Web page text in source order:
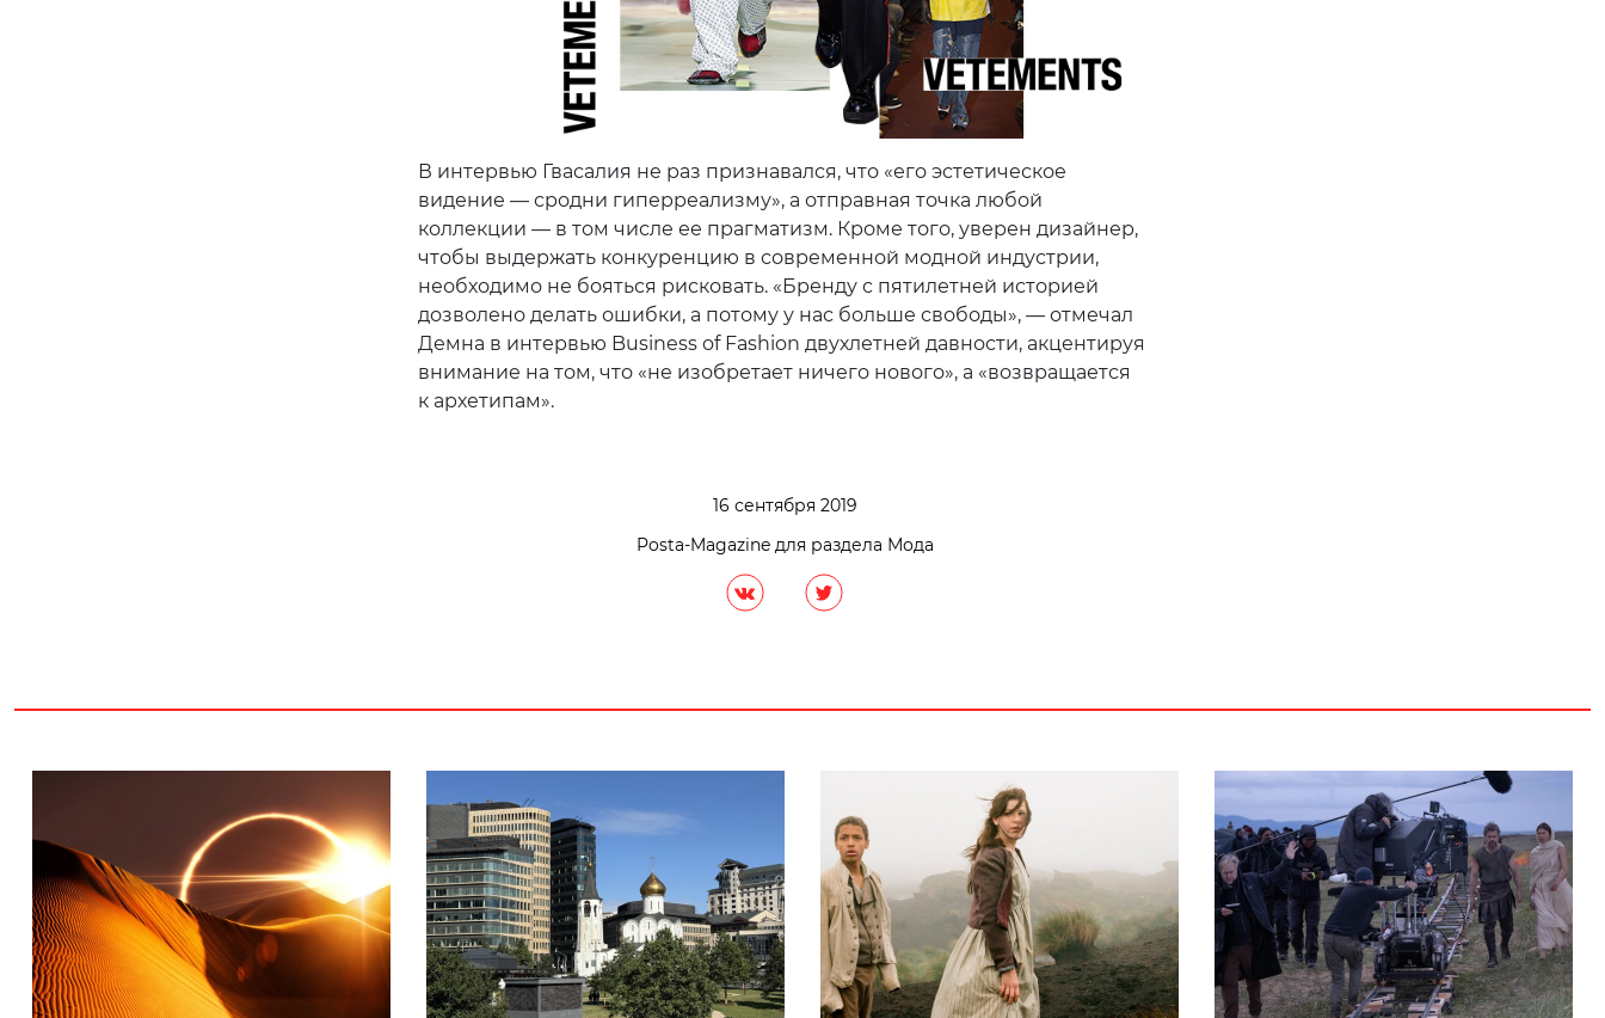
В интервью Гвасалия не раз признавался, что «его эстетическое
видение — сродни гиперреализму», а отправная точка любой
коллекции — в том числе ее прагматизм. Кроме того, уверен дизайнер,
чтобы выдержать конкуренцию в современной модной индустрии,
необходимо не бояться рисковать. «Бренду с пятилетней историей
дозволено делать ошибки, а потому у нас больше свободы», — отмечал
Демна в интервью Business of Fashion двухлетней давности, акцентируя
внимание на том, что «не изобретает ничего нового», а «возвращается
к архетипам».
16 сентября 2019
Posta-Magazine для раздела Мода